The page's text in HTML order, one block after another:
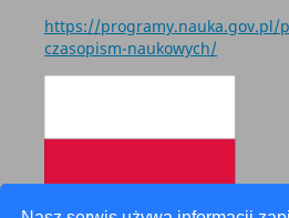
https://programy.nauka.gov.pl/
czasopism-naukowych/